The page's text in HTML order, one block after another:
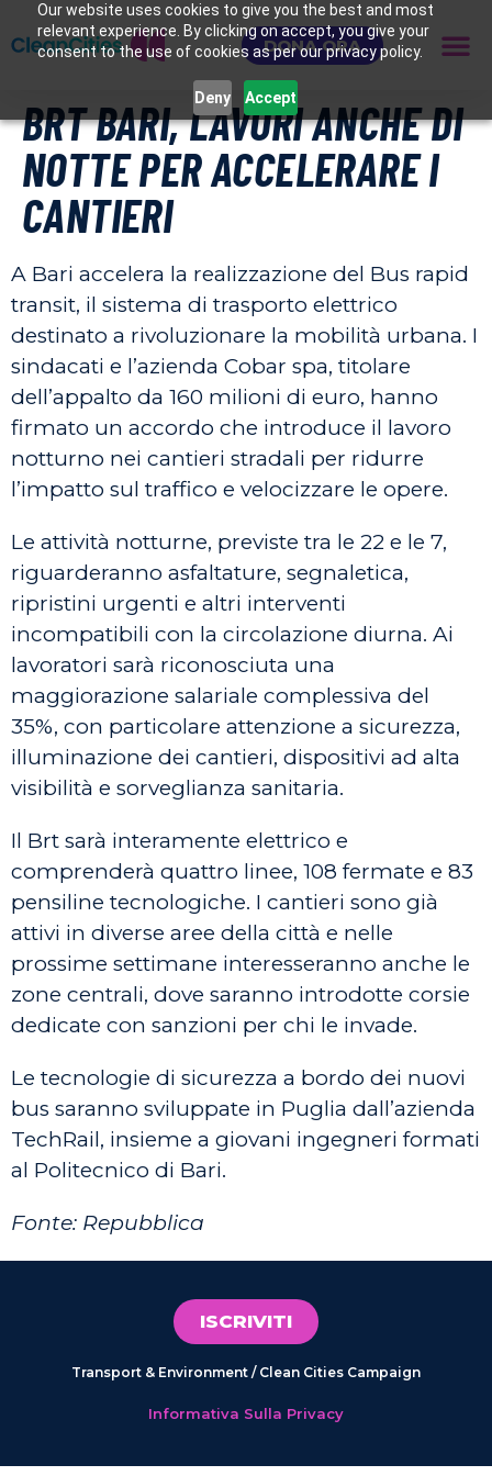
Our website uses cookies to give you the best and most
relevant experience. By clicking on accept, you give your
consent to the use of cookies as per our privacy policy.
Deny Accept
DONA ORA
BRT BARI, LAVORI ANCHE DI
NOTTE PER ACCELERARE I
CANTIERI
A Bari accelera la realizzazione del Bus rapid
transit, il sistema di trasporto elettrico
destinato a rivoluzionare la mobilità urbana. I
sindacati e l’azienda Cobar spa, titolare
dell’appalto da 160 milioni di euro, hanno
firmato un accordo che introduce il lavoro
notturno nei cantieri stradali per ridurre
l’impatto sul traffico e velocizzare le opere.
Le attività notturne, previste tra le 22 e le 7,
riguarderanno asfaltature, segnaletica,
ripristini urgenti e altri interventi
incompatibili con la circolazione diurna. Ai
lavoratori sarà riconosciuta una
maggiorazione salariale complessiva del
35%, con particolare attenzione a sicurezza,
illuminazione dei cantieri, dispositivi ad alta
visibilità e sorveglianza sanitaria.
Il Brt sarà interamente elettrico e
comprenderà quattro linee, 108 fermate e 83
pensiline tecnologiche. I cantieri sono già
attivi in diverse aree della città e nelle
prossime settimane interesseranno anche le
zone centrali, dove saranno introdotte corsie
dedicate con sanzioni per chi le invade.
Le tecnologie di sicurezza a bordo dei nuovi
bus saranno sviluppate in Puglia dall’azienda
TechRail, insieme a giovani ingegneri formati
al Politecnico di Bari.
Fonte: Repubblica
ISCRIVITI
Transport & Environment / Clean Cities Campaign
Informativa Sulla Privacy